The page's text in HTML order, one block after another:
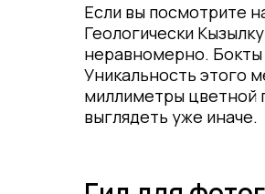
Если вы посмотрите
Геологически
неравномерно. Бокты
Уникальность этого
миллиметры цветной
выглядеть уже иначе.